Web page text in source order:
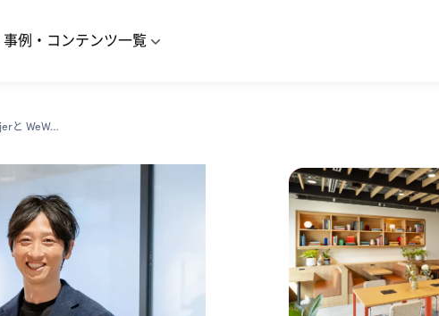
事例・コンテンツ一覧
「CSRの共創」。社会貢献活動の新たな可能性を開くjinjerと WeWork の取り組み